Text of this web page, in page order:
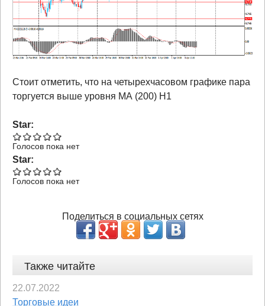
Стоит отметить, что на четырехчасовом графике пара
торгуется выше уровня МА (200) Н1
Star:
Голосов пока нет
Star:
Голосов пока нет
Поделиться в социальных сетях
Также читайте
22.07.2022
Торговые идеи